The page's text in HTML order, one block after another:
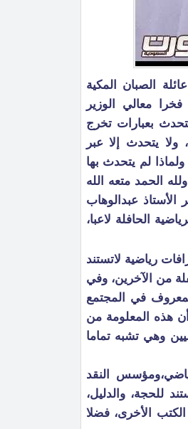
الصبان المكية
معالي الوزير
بعبارات تخرج
يتحدث إلا عبر
لم يتحدث بها
الحمد متعه الله
الأستاذ عبدالوهاب
الحافلة لاعبا،
رياضية لاتستند
من الآخرين، وفي
في المجتمع
هذه المعلومة من
وهي تشبه تماما
النقد
للحجة، والدليل،
الأخرى، فضلا